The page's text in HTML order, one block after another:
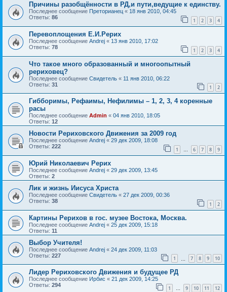
Причины разобщённости в РД,и пути,ведущие к единству.
Последнее сообщение Преторианец « 18 янв 2010, 04:45
Ответы: 86 1 2 3 4
Перевоплощения Е.И.Рерих
Последнее сообщение Andrej « 13 янв 2010, 17:02
Ответы: 78 1 2 3 4
Что такое много образованный и многоопытный
рериховец?
Последнее сообщение Свидетель « 11 янв 2010, 06:22
Ответы: 31 1 2
Гибборимы, Рефаимы, Нефилимы – 1, 2, 3, 4 коренные
расы
Последнее сообщение Admin « 04 янв 2010, 18:05
Ответы: 12
Новости Рериховского Движения за 2009 год
Последнее сообщение Andrej « 29 дек 2009, 18:08
Ответы: 222 1 … 6 7 8 9
Юрий Николаевич Рерих
Последнее сообщение Andrej « 29 дек 2009, 13:45
Ответы: 2
Лик и жизнь Иисуса Христа
Последнее сообщение Свидетель « 27 дек 2009, 00:36
Ответы: 38 1 2
Картины Рерихов в гос. музее Востока, Москва.
Последнее сообщение Andrej « 25 дек 2009, 15:18
Ответы: 11
Выбор Учителя!
Последнее сообщение Andrej « 24 дек 2009, 11:03
Ответы: 227 1 7 8 9 10
Лидер Рериховского Движения и будущее РД
Последнее сообщение Ирбис « 21 дек 2009, 14:25
Ответы: 294 1 … 9 10 11 12